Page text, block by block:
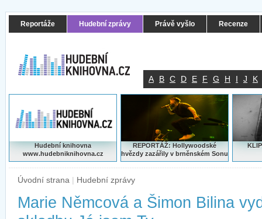
Reportáže Hudební zprávy Právě vyšlo Recenze
A B C D E F G H I J K
Hudební knihovna
www.hudebniknihovna.cz
REPORTÁŽ: Hollywoodské
hvězdy zazářily v brněnském Sonu
Úvodní strana | Hudební zprávy
Marie Němcová a Šimon Bilina